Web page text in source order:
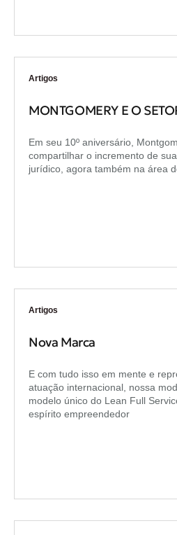
Artigos
MONTGOMERY E O
Em seu 10º aniversário,
compartilhar o incremento de
jurídico, agora também na área
Artigos
Nova Marca
E com tudo isso em mente e
atuação internacional, nossa
modelo único do Lean Full
espírito empreendedor